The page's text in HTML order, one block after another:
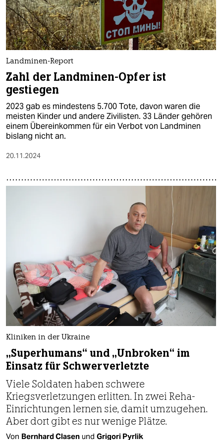
Landminen-Report
Zahl der Landminen-Opfer ist
gestiegen
2023 gab es mindestens 5.700 Tote, davon waren die
meisten Kinder und andere Zivilisten. 33 Länder gehören
einem Übereinkommen für ein Verbot von Landminen
bislang nicht an.
20.11.2024
Kliniken in der Ukraine
„Superhumans“ und „Unbroken“ im
Einsatz für Schwerverletzte
Viele Soldaten haben schwere
Kriegsverletzungen erlitten. In zwei Reha-
Einrichtungen lernen sie, damit umzugehen.
Aber dort gibt es nur wenige Plätze.
Von Bernhard Clasen und Grigori Pyrlik